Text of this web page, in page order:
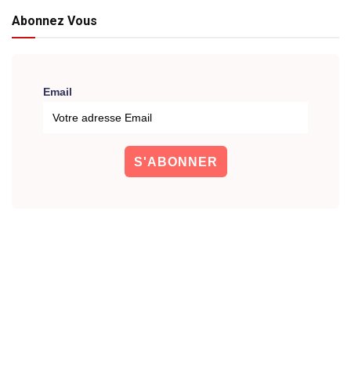
Abonnez Vous
Email